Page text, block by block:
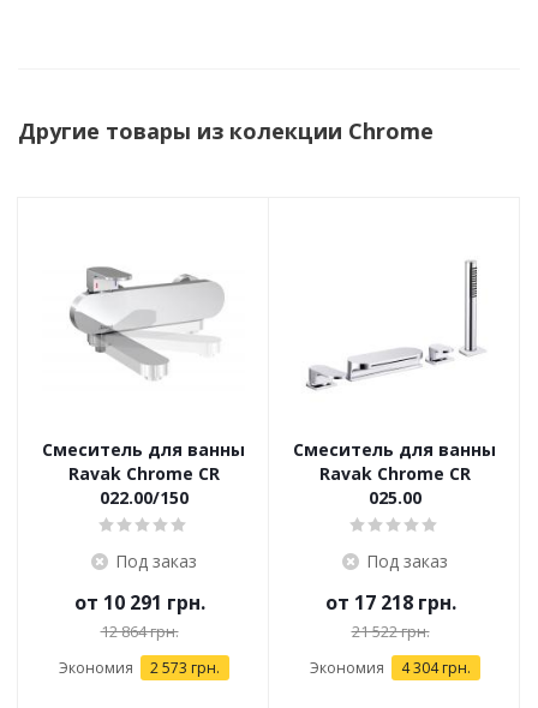
Другие товары из колекции Chrome
Смеситель для ванны
Ravak Chrome CR
022.00/150
Под заказ
от 10 291 грн.
12 864 грн.
Экономия 2 573 грн.
Смеситель для ванны
Ravak Chrome CR
025.00
Под заказ
от 17 218 грн.
21 522 грн.
Экономия 4 304 грн.